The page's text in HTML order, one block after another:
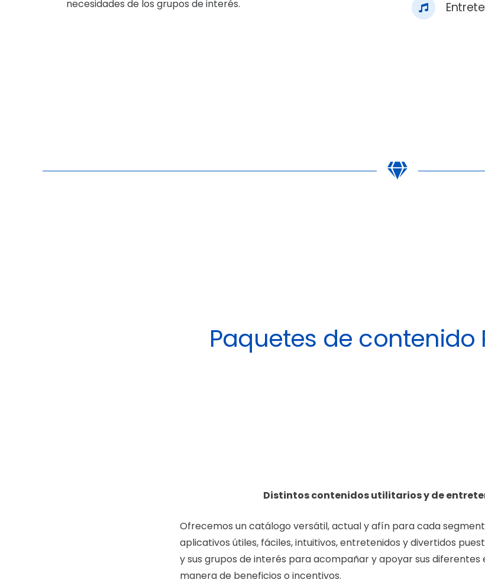
necesidades de los grupos de interés.
Paquetes de contenido
Distintos contenidos utilitarios y de
Ofrecemos un catálogo versátil, actual y afín para cada
aplicativos útiles, fáciles, intuitivos, entretenidos y divertidos
y sus grupos de interés para acompañar y apoyar sus
manera de beneficios o incentivos.